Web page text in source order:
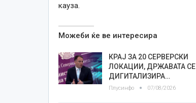
кауза
Можеби ќе ве интересира
КРАЈ ЗА 20 СЕРВЕРСКИ
ЛОКАЦИИ, ДРЖАВАТА СЕ
ДИГИТАЛИЗИРА…
Плусинфо 07/08/2026